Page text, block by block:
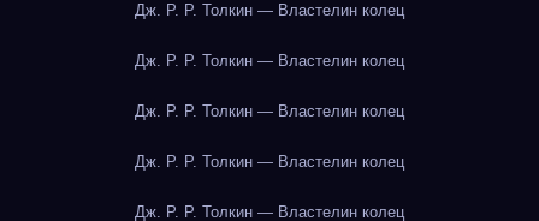
Дж. Р. Р. Толкин — Властелин колец
Дж. Р. Р. Толкин — Властелин колец
Дж. Р. Р. Толкин — Властелин колец
Дж. Р. Р. Толкин — Властелин колец
Дж. Р. Р. Толкин — Властелин колец